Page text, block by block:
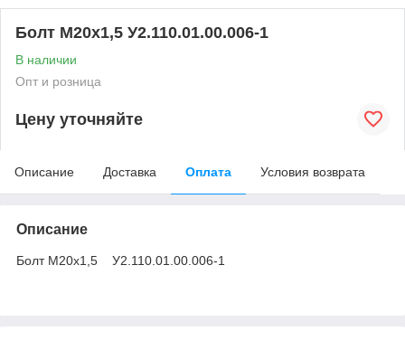
Болт М20х1,5 У2.110.01.00.006-1
В наличии
Опт и розница
Цену уточняйте
Описание Доставка Оплата Условия возврата
Описание
Болт М20х1,5 У2.110.01.00.006-1